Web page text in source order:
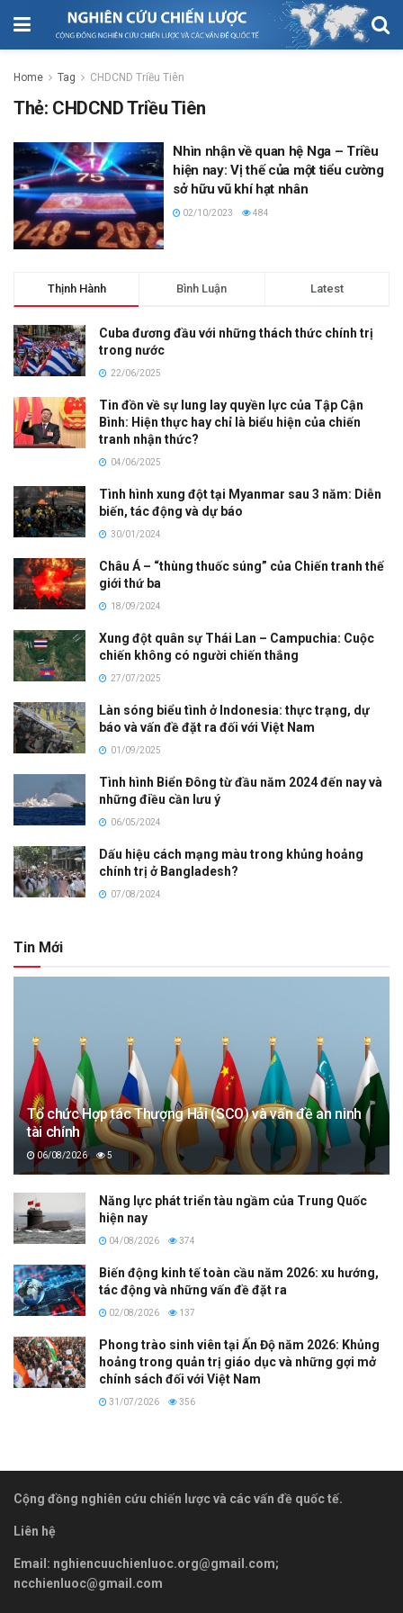
Home Tag CHDCND Triều Tiên
Thẻ: CHDCND Triều Tiên
Nhìn nhận về quan hệ Nga – Triều
hiện nay: Vị thế của một tiểu cường
sở hữu vũ khí hạt nhân
02/10/2023 484
Thịnh Hành Bình Luận Latest
Cuba đương đầu với những thách thức chính trị
trong nước
22/06/2025
Tin đồn về sự lung lay quyền lực của Tập Cận
Bình: Hiện thực hay chỉ là biểu hiện của chiến
tranh nhận thức?
04/06/2025
Tình hình xung đột tại Myanmar sau 3 năm: Diễn
biến, tác động và dự báo
30/01/2024
Châu Á – “thùng thuốc súng” của Chiến tranh thế
giới thứ ba
18/09/2024
Xung đột quân sự Thái Lan – Campuchia: Cuộc
chiến không có người chiến thắng
27/07/2025
Làn sóng biểu tình ở Indonesia: thực trạng, dự
báo và vấn đề đặt ra đối với Việt Nam
01/09/2025
Tình hình Biển Đông từ đầu năm 2024 đến nay và
những điều cần lưu ý
06/05/2024
Dấu hiệu cách mạng màu trong khủng hoảng
chính trị ở Bangladesh?
07/08/2024
Tin Mới
Tổ chức Hợp tác Thượng Hải (SCO) và vấn đề an ninh
tài chính
06/08/2026 5
Năng lực phát triển tàu ngầm của Trung Quốc
hiện nay
04/08/2026 374
Biến động kinh tế toàn cầu năm 2026: xu hướng,
tác động và những vấn đề đặt ra
02/08/2026 137
Phong trào sinh viên tại Ấn Độ năm 2026: Khủng
hoảng trong quản trị giáo dục và những gợi mở
chính sách đối với Việt Nam
31/07/2026 356
Cộng đồng nghiên cứu chiến lược và các vấn đề quốc tế.
Liên hệ
Email: nghiencuuchienluoc.org@gmail.com;
ncchienluoc@gmail.com